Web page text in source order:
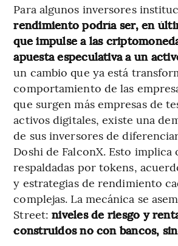
Para algunos inversores
rendimiento podría ser, en
que impulse a las
apuesta especulativa a un
un cambio que ya está
comportamiento de las
que surgen más empresas de
activos digitales, existe una
de sus inversores de
Doshi de FalconX. Esto implica
respaldadas por tokens,
y estrategias de rendimiento
complejas. La mecánica se
Street:niveles de riesgo y
construidos no con bancos,